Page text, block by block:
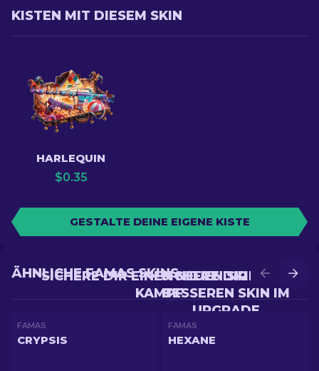
KISTEN MIT DIESEM SKIN
HARLEQUIN
$0.35
GESTALTE DEINE EIGENE KISTE
SICHERE DIR EINEN
BESSEREN SKIN IM
UPGRADE
SICHERE DIR EINEN NEUEN SKIN IM
KAMPF
ÄHNLICHE FAMAS SKINS
FAMAS
CRYPSIS
FAMAS
HEXANE